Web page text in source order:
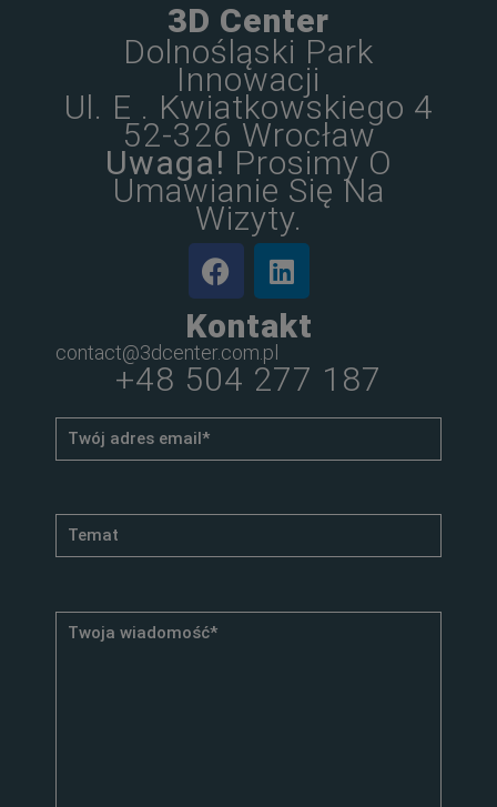
3D Center
Dolnośląski Park
Innowacji
Ul. E . Kwiatkowskiego 4
52-326 Wrocław
Uwaga! Prosimy O
Umawianie Się Na
Wizyty.
Kontakt
contact@3dcenter.com.pl
+48 504 277 187